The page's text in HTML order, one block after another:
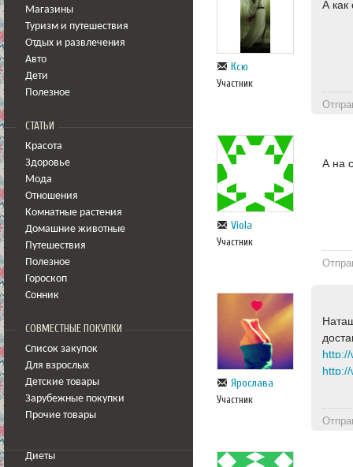
Магазины
Туризм и путешествия
Отдых и развлечения
Авто
Дети
Полезное
СТАТЬИ
Красота
Здоровье
Мода
Отношения
Комнатные растения
Домашние животные
Путешествия
Полезное
Гороскоп
Сонник
СОВМЕСТНЫЕ ПОКУПКИ
Список закупок
Для взрослых
Детские товары
Зарубежные покупки
Прочие товары
Диеты
Ксю
Участник
А как
Viola
Участник
А на
Ярослава
Участник